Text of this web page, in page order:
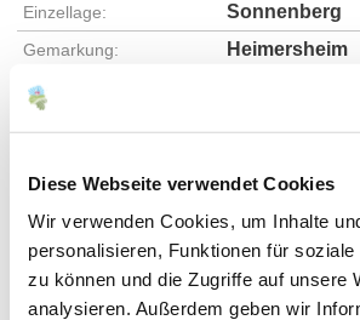
Diese Webseite verwendet Cookies
Wir verwenden Cookies, um Inhalte
personalisieren, Funktionen für soziale
zu können und die Zugriffe auf unsere
analysieren. Außerdem geben wir
Einzellage: Sonnenberg
Gemarkung: Heimersheim
KALKSTEIN/RENDZINA
KALKSTEINLEHM/TERRA